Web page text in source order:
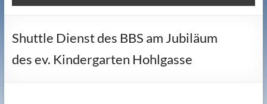
Shuttle Dienst des BBS am Jubiläum
des ev. Kindergarten Hohlgasse